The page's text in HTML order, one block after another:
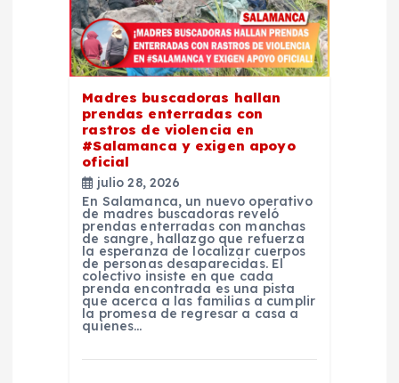
Madres buscadoras hallan
prendas enterradas con
rastros de violencia en
#Salamanca y exigen apoyo
oficial
julio 28, 2026
En Salamanca, un nuevo operativo
de madres buscadoras reveló
prendas enterradas con manchas
de sangre, hallazgo que refuerza
la esperanza de localizar cuerpos
de personas desaparecidas. El
colectivo insiste en que cada
prenda encontrada es una pista
que acerca a las familias a cumplir
la promesa de regresar a casa a
quienes…